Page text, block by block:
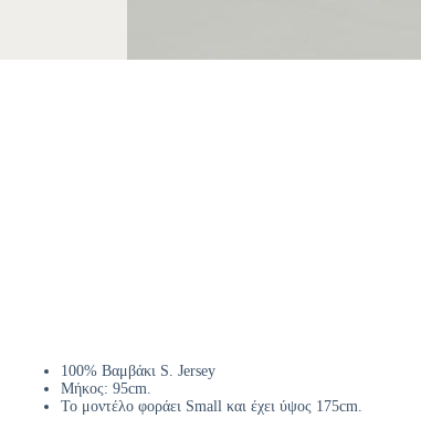
100% Βαμβάκι S. Jersey
Μήκος: 95cm.
Το μοντέλο φοράει Small και έχει ύψος 175cm.